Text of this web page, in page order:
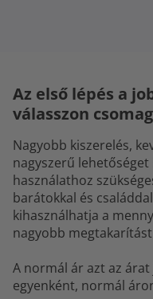
Az első lépés a
válasszon
Nagyobb kiszerelés,
nagyszerű
használathoz
barátokkal és
kihasználhatja a
nagyobb
A normál ár azt az
egyenként, normál